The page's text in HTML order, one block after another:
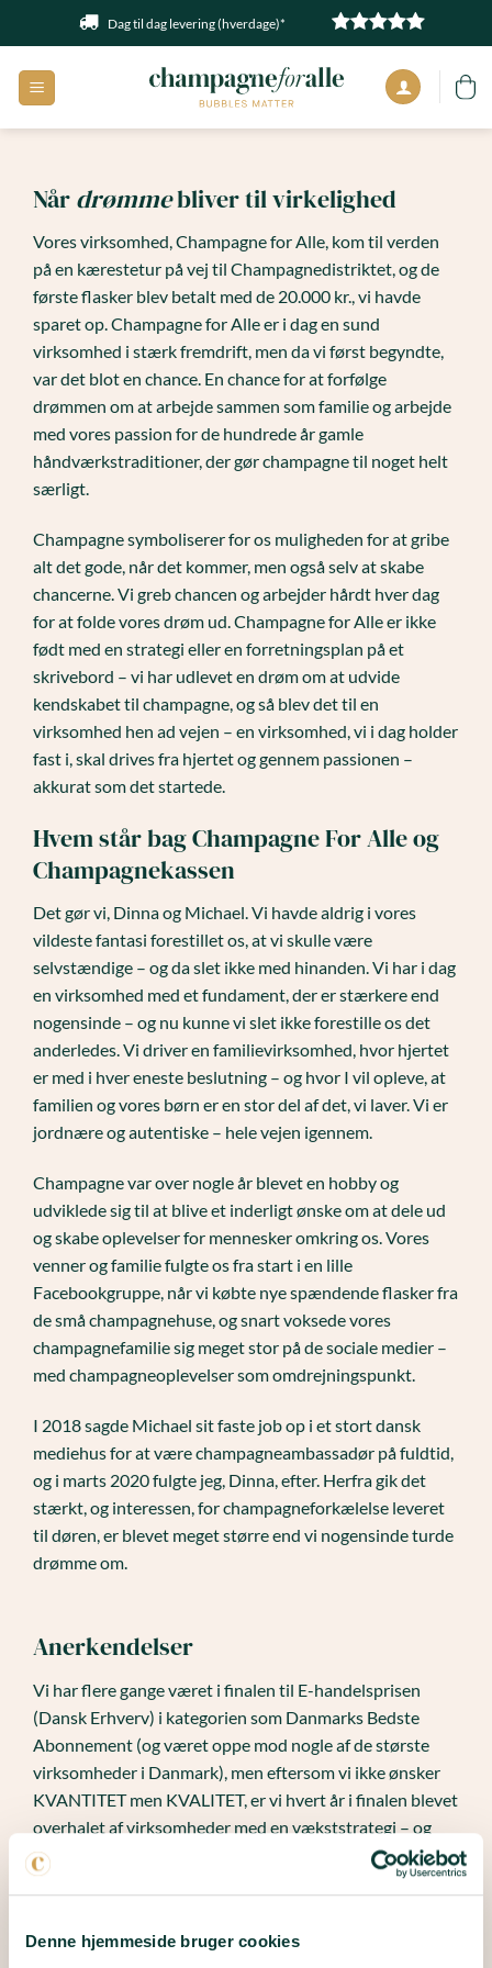
Denne hjemmeside bruger cookies
indhold
Dag til dag levering (hverdage)*
Nårdrømmebliver til virkelighed
Vores virksomhed, Champagne for Alle, kom til verden
på en kærestetur på vej til Champagnedistriktet, og de
første flasker blev betalt med de 20.000 kr., vi havde
sparet op. Champagne for Alle er i dag en sund
virksomhed i stærk fremdrift, men da vi først begyndte,
var det blot en chance. En chance for at forfølge
drømmen om at arbejde sammen som familie og arbejde
med vores passion for de hundrede år gamle
håndværkstraditioner, der gør champagne til noget helt
særligt.
Champagne symboliserer for os muligheden for at gribe
alt det gode, når det kommer, men også selv at skabe
chancerne. Vi greb chancen og arbejder hårdt hver dag
for at folde vores drøm ud. Champagne for Alle er ikke
født med en strategi eller en forretningsplan på et
skrivebord – vi har udlevet en drøm om at udvide
kendskabet til champagne, og så blev det til en
virksomhed hen ad vejen – en virksomhed, vi i dag holder
fast i, skal drives fra hjertet og gennem passionen –
akkurat som det startede.
Hvem står bag Champagne For Alle og
Champagnekassen
Det gør vi, Dinna og Michael. Vi havde aldrig i vores
vildeste fantasi forestillet os, at vi skulle være
selvstændige – og da slet ikke med hinanden. Vi har i dag
en virksomhed med et fundament, der er stærkere end
nogensinde – og nu kunne vi slet ikke forestille os det
anderledes. Vi driver en familievirksomhed, hvor hjertet
er med i hver eneste beslutning – og hvor I vil opleve, at
familien og vores børn er en stor del af det, vi laver. Vi er
jordnære og autentiske – hele vejen igennem.
Champagne var over nogle år blevet en hobby og
udviklede sig til at blive et inderligt ønske om at dele ud
og skabe oplevelser for mennesker omkring os. Vores
venner og familie fulgte os fra start i en lille
Facebookgruppe, når vi købte nye spændende flasker fra
de små champagnehuse, og snart voksede vores
champagnefamilie sig meget stor på de sociale medier –
med champagneoplevelser som omdrejningspunkt.
I 2018 sagde Michael sit faste job op i et stort dansk
mediehus for at være champagneambassadør på fuldtid,
og i marts 2020 fulgte jeg, Dinna, efter. Herfra gik det
stærkt, og interessen, for champagneforkælelse leveret
til døren, er blevet meget større end vi nogensinde turde
drømme om.
Anerkendelser
Vi har flere gange været i finalen til E-handelsprisen
(Dansk Erhverv) i kategorien som Danmarks Bedste
Abonnement (og været oppe mod nogle af de største
virksomheder i Danmark), men eftersom vi ikke ønsker
KVANTITET men KVALITET, er vi hvert år i finalen blevet
overhalet af virksomheder med en vækststrategi – og
det har vi det aldeles fint med. Vi sætter kæmpe pris på
at være nomineret og ende i finalen år efter år. Vi har et
champagner ud fra de helt små særlige huse – og for at